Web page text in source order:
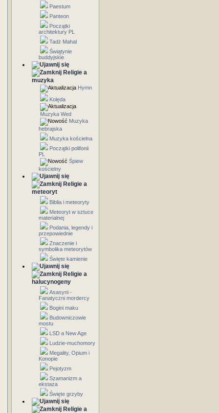
Paestum
Panteon
Początki
architektury PL
Tadż Mahal
Świątynie
buddyjskie
Religie a
muzyka
Hymn
Kolęda
Muzyka Wed
Muzyka
hebrajska
Muzyka kościelna
Początki polifonii
PL
Śpiew
kościelny
Religie a
meteoryt
Biblia i meteoryty
Meteoryt w sztuce
materialnej
Podania, legendy i
przepowiednie
Znaczenie i
symbolika meteorytów
Święte kamienie
Religie a
halucynogeny
Asasyni -
Fanatyczni mordercy
Bogini maku
Budowniczowie
mostu
LSD a New Age
Ludzie-muchomory
Megality, Opium i
Konopie
Pejotyzm
Szamanizm a
ekstaza
Święte grzyby
Religie a